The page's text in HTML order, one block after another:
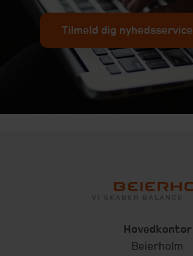
Tilmeld dig nyhedsservice
Hovedkontor
Beierholm